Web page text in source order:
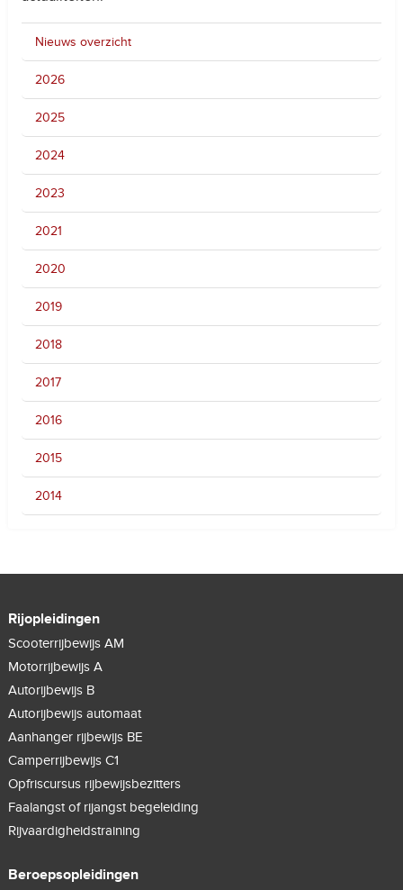
Nieuws overzicht
2026
2025
2024
2023
2021
2020
2019
2018
2017
2016
2015
2014
Rijopleidingen
Scooterrijbewijs AM
Motorrijbewijs A
Autorijbewijs B
Autorijbewijs automaat
Aanhanger rijbewijs BE
Camperrijbewijs C1
Opfriscursus rijbewijsbezitters
Faalangst of rijangst begeleiding
Rijvaardigheidstraining
Beroepsopleidingen